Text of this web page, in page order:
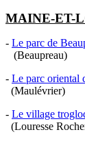
MAINE-ET-
- Le parc de
(Beaupreau)
- Le parc oriental
(Maulévrier)
- Le village
(Louresse